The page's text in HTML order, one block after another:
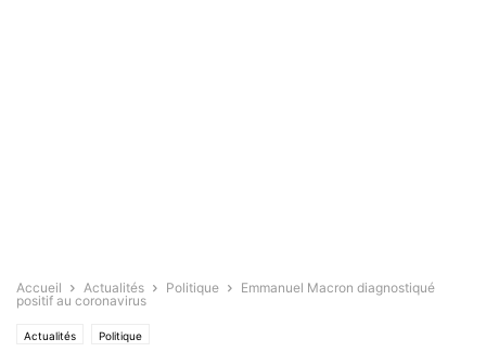
Accueil Actualités Politique
Emmanuel Macron diagnostiqué
positif au coronavirus
Actualités Politique